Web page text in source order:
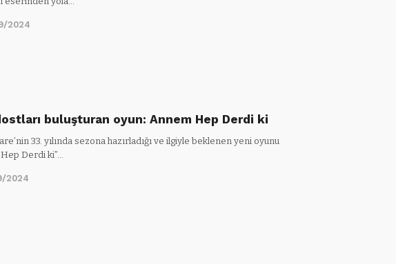
2024
buluşturan oyun: Annem Hep Derdi ki
33. yılında sezona hazırladığı ve ilgiyle beklenen yeni oyunu
Derdi ki”…
2024